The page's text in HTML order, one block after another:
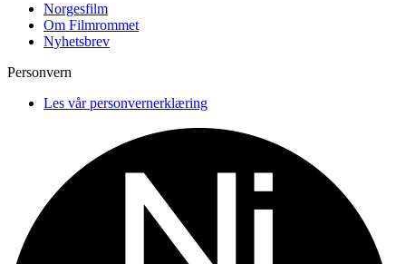
Norgesfilm
Om Filmrommet
Nyhetsbrev
Personvern
Les vår personvernerklæring